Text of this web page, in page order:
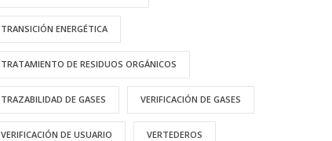
TRANSICIÓN ENERGÉTICA
TRATAMIENTO DE RESIDUOS ORGÁNICOS
TRAZABILIDAD DE GASES VERIFICACIÓN DE GASES
VERIFICACIÓN DE USUARIO VERTEDEROS